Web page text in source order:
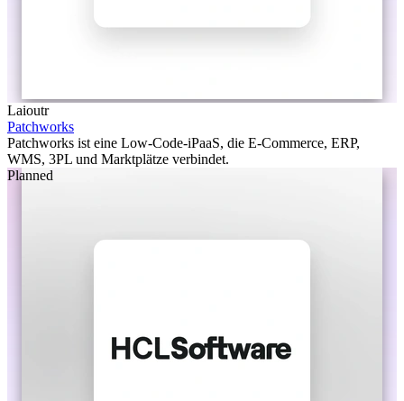
Laioutr
Patchworks
Patchworks ist eine Low-Code-iPaaS, die E-Commerce, ERP,
WMS, 3PL und Marktplätze verbindet.
Planned